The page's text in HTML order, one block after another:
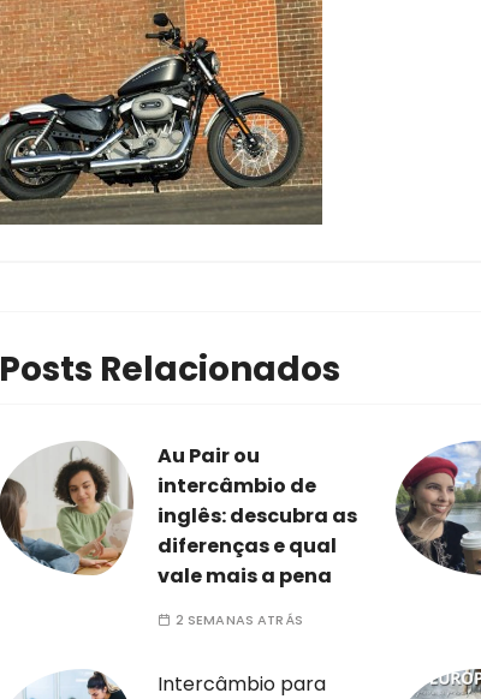
Posts Relacionados
Au Pair ou
intercâmbio de
inglês: descubra as
diferenças e qual
vale mais a pena
2 SEMANAS ATRÁS
Intercâmbio para